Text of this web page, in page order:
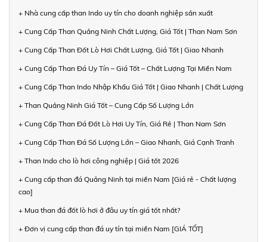
+ Nhà cung cấp than Indo uy tín cho doanh nghiệp sản xuất
+ Cung Cấp Than Quảng Ninh Chất Lượng, Giá Tốt | Than Nam Sơn
+ Cung Cấp Than Đốt Lò Hơi Chất Lượng, Giá Tốt | Giao Nhanh
+ Cung Cấp Than Đá Uy Tín – Giá Tốt – Chất Lượng Tại Miền Nam
+ Cung Cấp Than Indo Nhập Khẩu Giá Tốt | Giao Nhanh | Chất Lượng
+ Than Quảng Ninh Giá Tốt – Cung Cấp Số Lượng Lớn
+ Cung Cấp Than Đá Đốt Lò Hơi Uy Tín, Giá Rẻ | Than Nam Sơn
+ Cung Cấp Than Đá Số Lượng Lớn – Giao Nhanh, Giá Cạnh Tranh
+ Than Indo cho lò hơi công nghiệp | Giá tốt 2026
+ Cung cấp than đá Quảng Ninh tại miền Nam [Giá rẻ - Chất lượng
cao]
+ Mua than đá đốt lò hơi ở đâu uy tín giá tốt nhất?
+ Đơn vị cung cấp than đá uy tín tại miền Nam [GIÁ TỐT]